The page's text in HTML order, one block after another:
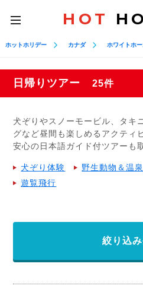
toggle
navigation
HOT
ホットホリデー カナダ ホワイトホー
日帰りツアー 25件
犬ぞりやスノーモービル、タキ
グなど昼間も楽しめるアクティ
安心の日本語ガイド付ツアーも
犬ぞり体験 野生動物＆温泉
遊覧飛行
絞り込